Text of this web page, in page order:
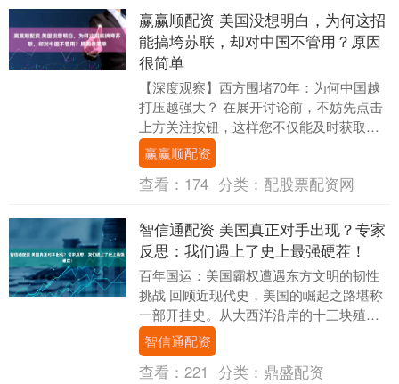
赢赢顺配资 美国没想明白，为何这招
能搞垮苏联，却对中国不管用？原因
很简单
【深度观察】西方围堵70年：为何中国越
打压越强大？ 在展开讨论前，不妨先点击
上方关注按钮，这样您不仅能及时获取更
多深度分析，还能参与我们的互动交流，
共同探讨国际....
赢赢顺配资
查看： 174 分类： 配股票配资网
智信通配资 美国真正对手出现？专家
反思：我们遇上了史上最强硬茬！
百年国运：美国霸权遭遇东方文明的韧性
挑战 回顾近现代史，美国的崛起之路堪称
一部开挂史。从大西洋沿岸的十三块殖民
地，到横跨两大洋的超级大国，这个年轻
国家先后将日不....
智信通配资
查看： 221 分类： 鼎盛配资